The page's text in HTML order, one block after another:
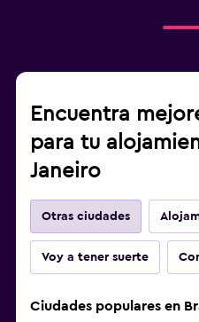
Encuentra
para tu
Janeiro
Otras ciudades
Voy a tener suerte
Ciudades populares en